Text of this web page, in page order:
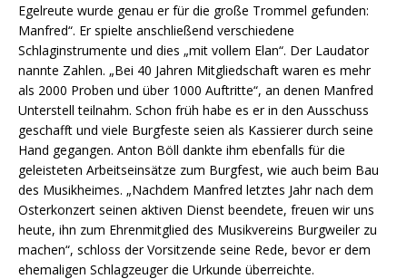
Egelreute wurde genau er für die große Trommel gefunden:
Manfred“. Er spielte anschließend verschiedene
Schlaginstrumente und dies „mit vollem Elan“. Der Laudator
nannte Zahlen. „Bei 40 Jahren Mitgliedschaft waren es mehr
als 2000 Proben und über 1000 Auftritte“, an denen Manfred
Unterstell teilnahm. Schon früh habe es er in den Ausschuss
geschafft und viele Burgfeste seien als Kassierer durch seine
Hand gegangen. Anton Böll dankte ihm ebenfalls für die
geleisteten Arbeitseinsätze zum Burgfest, wie auch beim Bau
des Musikheimes. „Nachdem Manfred letztes Jahr nach dem
Osterkonzert seinen aktiven Dienst beendete, freuen wir uns
heute, ihn zum Ehrenmitglied des Musikvereins Burgweiler zu
machen“, schloss der Vorsitzende seine Rede, bevor er dem
ehemaligen Schlagzeuger die Urkunde überreichte.